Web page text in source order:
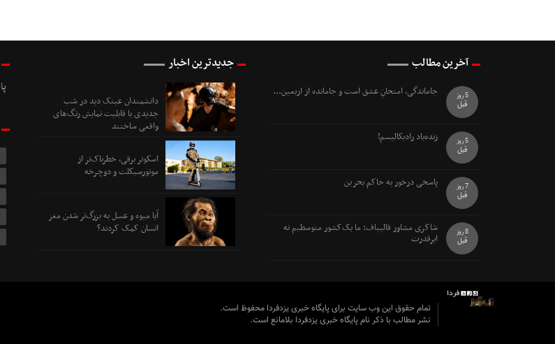
آخرین مطالب
جاماندگی، امتحانِ عشق است و جامانده از اربعین...
5 روز
قبل
زنده‌باد رادیکالیسم!
5 روز
قبل
پاسخی درخور به حاکم بحرین
7 روز
قبل
شاکری مشاور قالیباف: ما یک‌کشور متوسطیم نه
ابرقدرت
8 روز
قبل
جدیدترین اخبار
دانشمندان عینک دید در شب
جدیدی با قابلیت نمایش رنگ‌های
واقعی ساختند
اسکوتر برقی، خطرناک‌تر از
موتورسیکلت و دوچرخه
آیا میوه و عسل به بزرگ‌تر شدن مغز
انسان کمک کردند؟
تمام حقوق این وب سایت برای پایگاه خبری یزدفردا محفوظ است.
نشر مطالب با ذکر نام پایگاه خبری یزدفردا بلامانع است.